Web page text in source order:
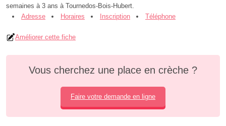
semaines à 3 ans à Tournedos-Bois-Hubert.
Adresse
Horaires Inscription Téléphone
Améliorer cette fiche
Vous cherchez une place en crèche ?
Faire votre demande en ligne